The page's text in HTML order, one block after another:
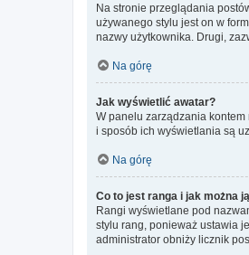
Na stronie przeglądania
używanego stylu jest on w
nazwy użytkownika. Drugi,
Na górę
Jak wyświetlić awatar?
W panelu zarządzania kontem
i sposób ich wyświetlania są
Na górę
Co to jest ranga i jak można
Rangi wyświetlane pod
stylu rang, ponieważ ustawia
administrator obniży licznik